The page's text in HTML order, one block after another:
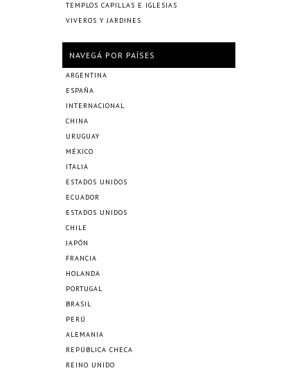
TEMPLOS CAPILLAS E IGLESIAS
VIVEROS Y JARDINES
NAVEGÁ POR PAÍSES
ARGENTINA
ESPAÑA
INTERNACIONAL
CHINA
URUGUAY
MÉXICO
ITALIA
ESTADOS UNIDOS
ECUADOR
ESTADOS UNIDOS
CHILE
JAPÓN
FRANCIA
HOLANDA
PORTUGAL
BRASIL
PERÚ
ALEMANIA
REPÚBLICA CHECA
REINO UNIDO